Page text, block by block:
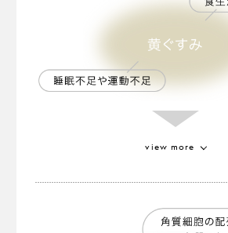
植物が持つフィトケミカル
カロテノイドを豊富に含むといわ
健やかな肌色に見せる効果があ
※2 保湿による
アルゲケキス
view more